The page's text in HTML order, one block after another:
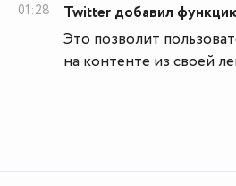
01:28
Twitter добавил
Это позволит
на контенте из своей